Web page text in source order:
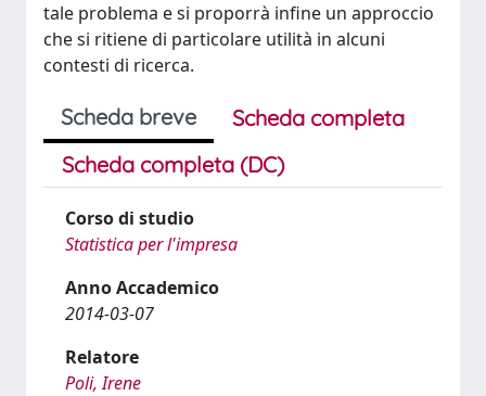
tale problema e si proporrà infine un approccio
che si ritiene di particolare utilità in alcuni
contesti di ricerca.
Scheda breve
Scheda completa
Scheda completa (DC)
Corso di studio
Statistica per l'impresa
Anno Accademico
2014-03-07
Relatore
Poli, Irene